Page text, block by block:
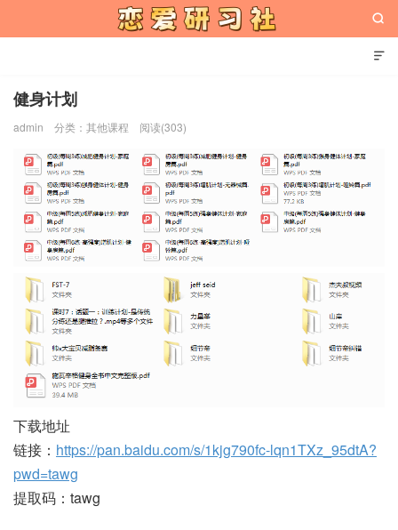


健身计划
admin 分类： 其他课程 阅读(303)
下载地址
链接： https://pan.baidu.com/s/1kjg790fc-lqn1TXz_95dtA?
pwd=tawg
提取码：tawg